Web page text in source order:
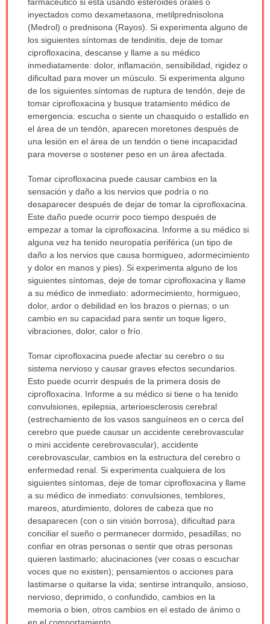
inyectados como dexametasona, metilprednisolona
(Medrol) o prednisona (Rayos). Si experimenta alguno de
los siguientes síntomas de tendinitis, deje de tomar
ciprofloxacina, descanse y llame a su médico
inmediatamente: dolor, inflamación, sensibilidad, rigidez o
dificultad para mover un músculo. Si experimenta alguno
de los siguientes síntomas de ruptura de tendón, deje de
tomar ciprofloxacina y busque tratamiento médico de
emergencia: escucha o siente un chasquido o estallido en
el área de un tendón, aparecen moretones después de
una lesión en el área de un tendón o tiene incapacidad
para moverse o sostener peso en un área afectada.
Tomar ciprofloxacina puede causar cambios en la
sensación y daño a los nervios que podría o no
desaparecer después de dejar de tomar la ciprofloxacina.
Este daño puede ocurrir poco tiempo después de
empezar a tomar la ciprofloxacina. Informe a su médico si
alguna vez ha tenido neuropatía periférica (un tipo de
daño a los nervios que causa hormigueo, adormecimiento
y dolor en manos y pies). Si experimenta alguno de los
siguientes síntomas, deje de tomar ciprofloxacina y llame
a su médico de inmediato: adormecimiento, hormigueo,
dolor, ardor o debilidad en los brazos o piernas; o un
cambio en su capacidad para sentir un toque ligero,
vibraciones, dolor, calor o frío.
Tomar ciprofloxacina puede afectar su cerebro o su
sistema nervioso y causar graves efectos secundarios.
Esto puede ocurrir después de la primera dosis de
ciprofloxacina. Informe a su médico si tiene o ha tenido
convulsiones, epilepsia, arterioesclerosis cerebral
(estrechamiento de los vasos sanguíneos en o cerca del
cerebro que puede causar un accidente cerebrovascular
o mini accidente cerebrovascular), accidente
cerebrovascular, cambios en la estructura del cerebro o
enfermedad renal. Si experimenta cualquiera de los
siguientes síntomas, deje de tomar ciprofloxacina y llame
a su médico de inmediato: convulsiones, temblores,
mareos, aturdimiento, dolores de cabeza que no
desaparecen (con o sin visión borrosa), dificultad para
conciliar el sueño o permanecer dormido, pesadillas; no
confiar en otras personas o sentir que otras personas
quieren lastimarlo; alucinaciones (ver cosas o escuchar
voces que no existen); pensamientos o acciones para
lastimarse o quitarse la vida; sentirse intranquilo, ansioso,
nervioso, deprimido, o confundido, cambios en la
memoria o bien, otros cambios en el estado de ánimo o